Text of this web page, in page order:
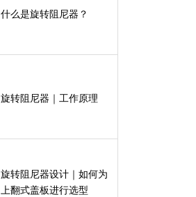
什么是旋转阻尼器？
旋转阻尼器｜工作原理
旋转阻尼器设计｜如何为
上翻式盖板进行选型